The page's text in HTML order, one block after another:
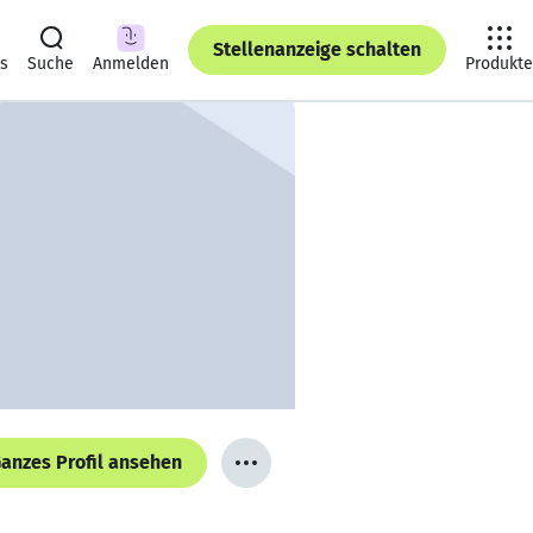
Suche Anmelden
Stellenanzeige schalten
Produkte
Profil ansehen